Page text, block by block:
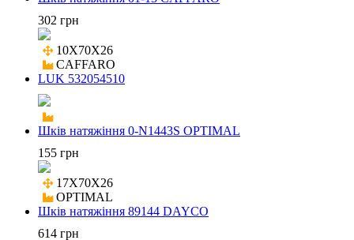
302 грн
10X70X26
CAFFARO
LUK 532054510
Шків натяжіння 0-N1443S OPTIMAL
155 грн
17X70X26
OPTIMAL
Шків натяжіння 89144 DAYCO
614 грн